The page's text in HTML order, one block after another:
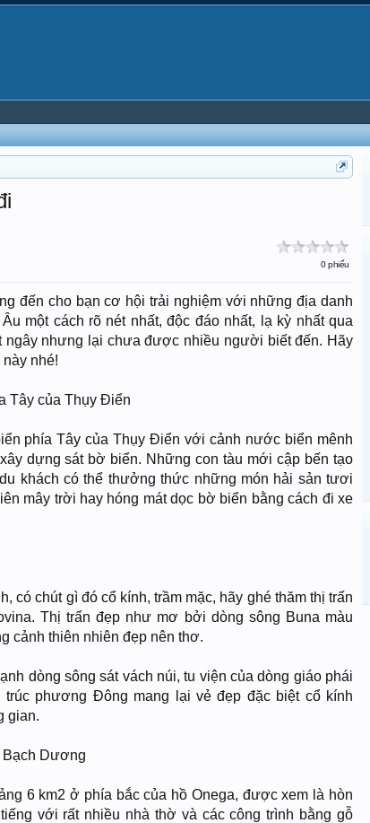
0 phiếu
đến cho bạn cơ hội trải nghiệm với những địa danh
một cách rõ nét nhất, độc đáo nhất, lạ kỳ nhất qua
ngây nhưng lại chưa được nhiều người biết đến. Hãy
nhé!
Tây của Thụy Điển
phía Tây của Thụy Điển với cảnh nước biển mênh
dựng sát bờ biển. Những con tàu mới cập bến tạo
khách có thể thưởng thức những món hải sản tươi
mây trời hay hóng mát dọc bờ biển bằng cách đi xe
có chút gì đó cổ kính, trầm mặc, hãy ghé thăm thị trấn
Thị trấn đẹp như mơ bởi dòng sông Buna màu
cảnh thiên nhiên đẹp nên thơ.
dòng sông sát vách núi, tu viện của dòng giáo phái
phương Đông mang lại vẻ đẹp đặc biệt cổ kính
gian.
Bạch Dương
6 km2 ở phía bắc của hồ Onega, được xem là hòn
với rất nhiều nhà thờ và các công trình bằng gỗ